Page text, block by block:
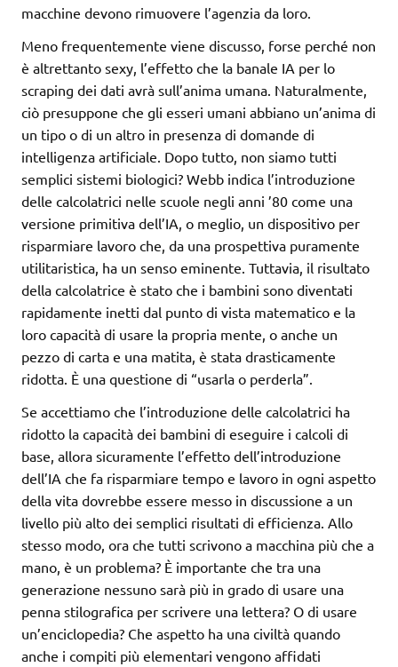
macchine devono rimuovere l’agenzia da loro.
Meno frequentemente viene discusso, forse perché non
è altrettanto sexy, l’effetto che la banale IA per lo
scraping dei dati avrà sull’anima umana. Naturalmente,
ciò presuppone che gli esseri umani abbiano un’anima di
un tipo o di un altro in presenza di domande di
intelligenza artificiale. Dopo tutto, non siamo tutti
semplici sistemi biologici? Webb indica l’introduzione
delle calcolatrici nelle scuole negli anni ’80 come una
versione primitiva dell’IA, o meglio, un dispositivo per
risparmiare lavoro che, da una prospettiva puramente
utilitaristica, ha un senso eminente. Tuttavia, il risultato
della calcolatrice è stato che i bambini sono diventati
rapidamente inetti dal punto di vista matematico e la
loro capacità di usare la propria mente, o anche un
pezzo di carta e una matita, è stata drasticamente
ridotta. È una questione di “usarla o perderla”.
Se accettiamo che l’introduzione delle calcolatrici ha
ridotto la capacità dei bambini di eseguire i calcoli di
base, allora sicuramente l’effetto dell’introduzione
dell’IA che fa risparmiare tempo e lavoro in ogni aspetto
della vita dovrebbe essere messo in discussione a un
livello più alto dei semplici risultati di efficienza. Allo
stesso modo, ora che tutti scrivono a macchina più che a
mano, è un problema? È importante che tra una
generazione nessuno sarà più in grado di usare una
penna stilografica per scrivere una lettera? O di usare
un’enciclopedia? Che aspetto ha una civiltà quando
anche i compiti più elementari vengono affidati